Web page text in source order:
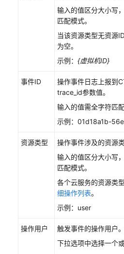
分
服
作
输入的值区分大小写
匹配模式。
当该资源类型无资源
为空。
示例： {虚拟机ID}
事件ID
操作事件日志上报到
trace_id参数值。
输入的值需全字符匹
示例：01d18a1b-
资源类型
操作事件涉及的资源类
输入的值区分大小写
匹配模式。
各个云服务的资源类
细操作列表。
示例：user
操作用户
触发事件的操作用户。
下拉选项中选择一个